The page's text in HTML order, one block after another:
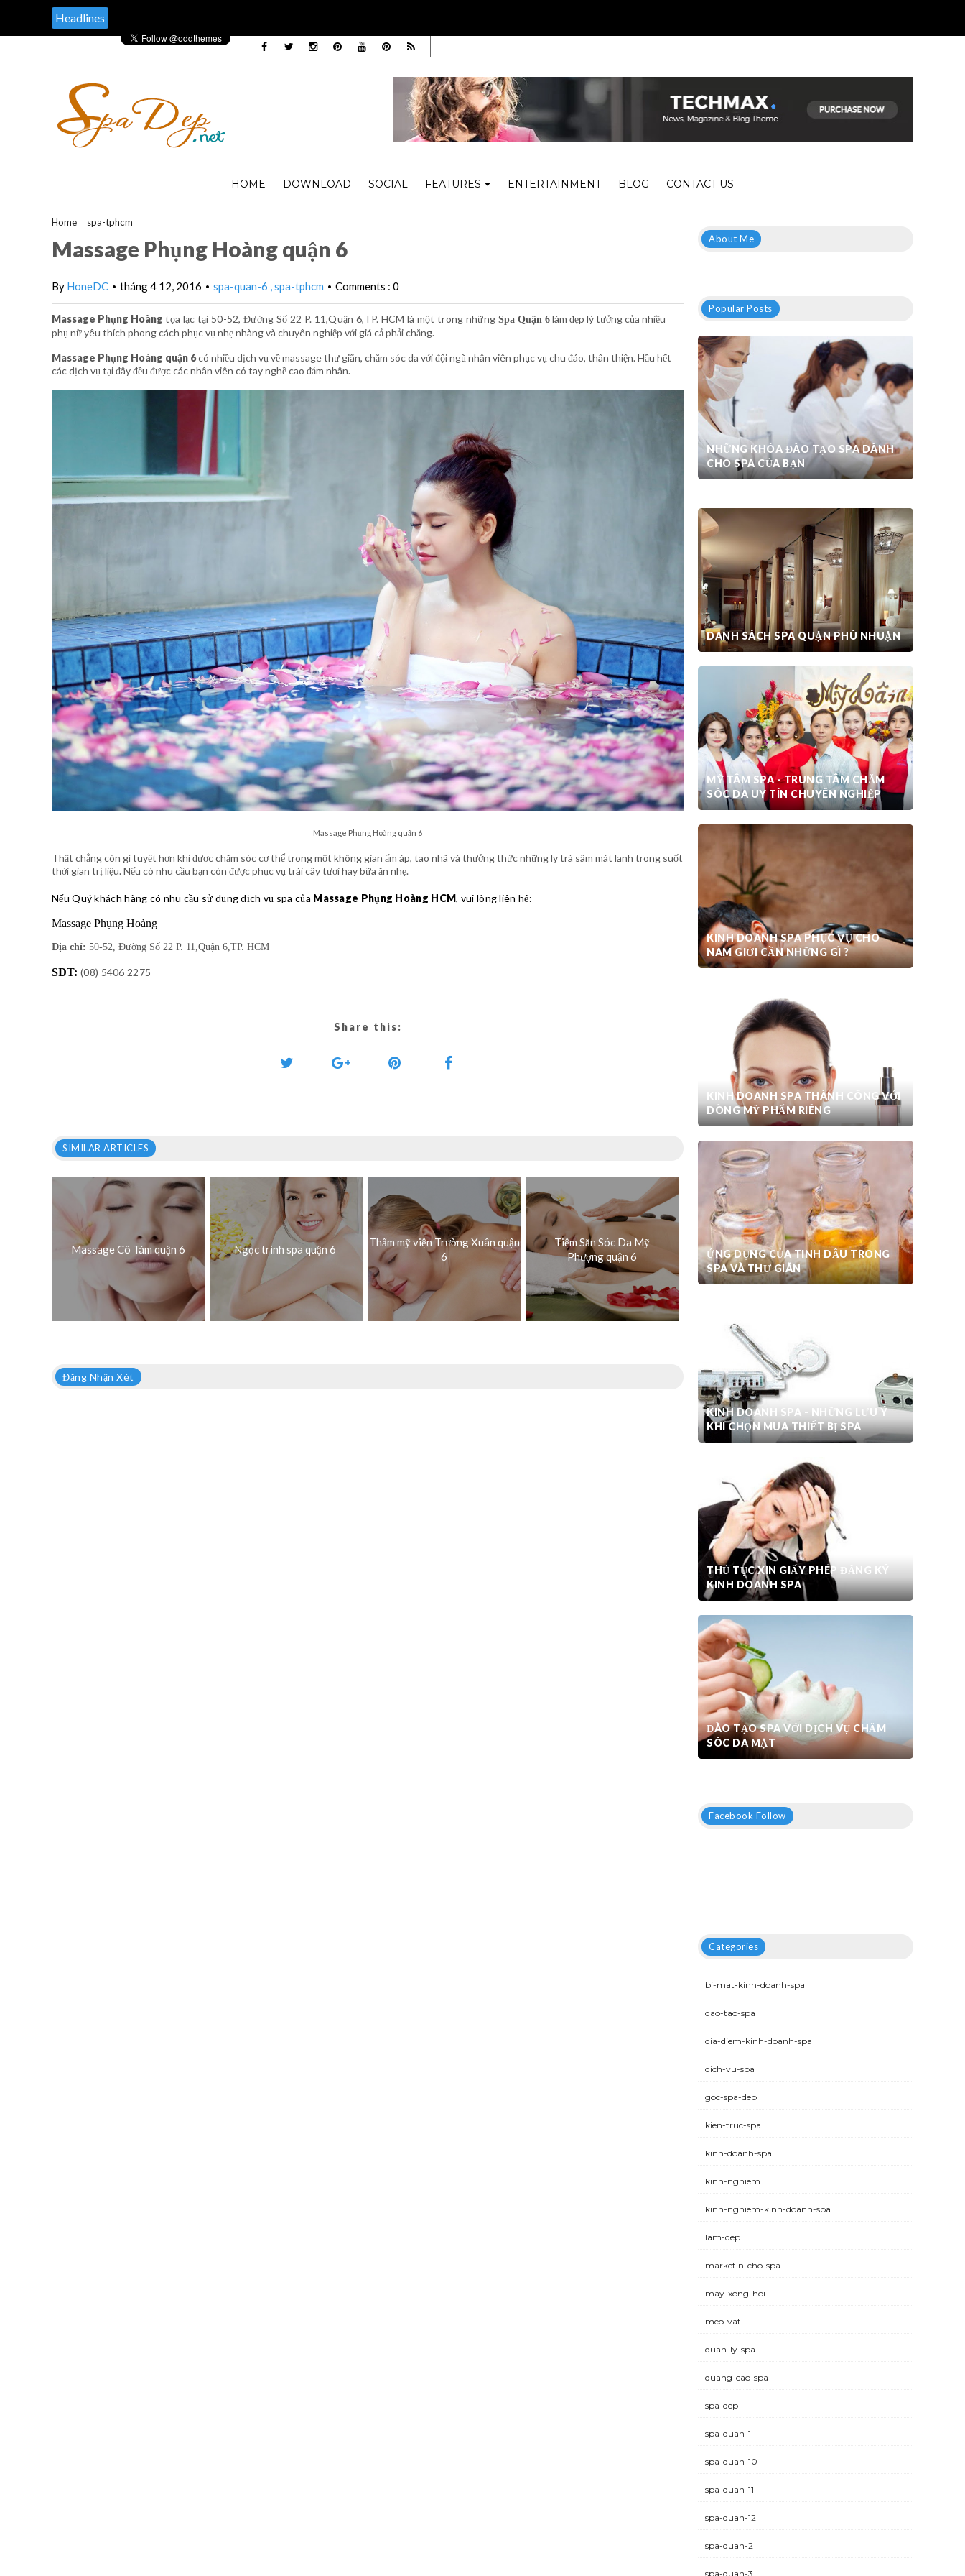
Headlines
HOME DOWNLOAD SOCIAL FEATURES ENTERTAINMENT BLOG CONTACT US
Home spa-tphcm
Massage Phụng Hoàng quận 6
By HoneDC • tháng 4 12, 2016 • spa-quan-6 spa-tphcm • Comments : 0
Massage Phụng Hoàng tọa lạc tại 50-52, Đường Số 22 P. 11,Quận 6,TP. HCM là một trong những Spa Quận 6 làm đẹp lý tưởng của nhiều
phụ nữ yêu thích phong cách phục vụ nhẹ nhàng và chuyên nghiệp với giá cả phải chăng.
Massage Phụng Hoàng quận 6có nhiều dịch vụ về massage thư giãn, chăm sóc da với đội ngũ nhân viên phục vụ chu đáo, thân thiện. Hầu hết
các dịch vụ tại đây đều được các nhân viên có tay nghề cao đảm nhân.
Massage Phụng Hoàng quận 6
Thật chẳng còn gì tuyệt hơn khi được chăm sóc cơ thể trong một không gian ấm áp, tao nhã và thưởng thức những ly trà sâm mát lanh trong suốt
thời gian trị liệu. Nếu có nhu cầu bạn còn được phục vụ trái cây tươi hay bữa ăn nhẹ.
Nếu Quý khách hàng có nhu cầu sử dụng dịch vụ spa của Massage Phụng Hoàng HCM, vui lòng liên hệ:
Massage Phụng Hoàng
Địa chỉ: 50-52, Đường Số 22 P. 11,Quận 6,TP. HCM
SĐT: (08) 5406 2275
Share this:
SIMILAR ARTICLES
Massage Cô Tám quận 6 Ngọc trinh spa quận 6
Thẩm mỹ viện Trường Xuân quận
6
Tiệm Săn Sóc Da Mỹ
Phượng quận 6
Đăng Nhận Xét
About Me
Popular Posts
NHỮNG KHÓA ĐÀO TẠO SPA DÀNH
CHO SPA CỦA BẠN
THIẾT KẾ SPA CHUYÊN NGHIỆP
DANH SÁCH SPA QUẬN PHÚ NHUẬN
MỸ TÂM SPA - TRUNG TÂM CHĂM
SÓC DA UY TÍN CHUYÊN NGHIỆP
KINH DOANH SPA PHỤC VỤ CHO
NAM GIỚI CẦN NHỮNG GÌ ?
KINH DOANH SPA THÀNH CÔNG VỚI
DÒNG MỸ PHẨM RIÊNG
ỨNG DỤNG CỦA TINH DẦU TRONG
SPA VÀ THƯ GIÃN
KINH DOANH SPA - NHỮNG LƯU Ý
KHI CHỌN MUA THIẾT BỊ SPA
THỦ TỤC XIN GIẤY PHÉP ĐĂNG KÝ
KINH DOANH SPA
ĐÀO TẠO SPA VỚI DỊCH VỤ CHĂM
SÓC DA MẶT
Facebook Follow
Categories
bi-mat-kinh-doanh-spa
dao-tao-spa
dia-diem-kinh-doanh-spa
dich-vu-spa
goc-spa-dep
kien-truc-spa
kinh-doanh-spa
kinh-nghiem
kinh-nghiem-kinh-doanh-spa
lam-dep
marketin-cho-spa
may-xong-hoi
meo-vat
quan-ly-spa
quang-cao-spa
spa-dep
spa-quan-1
spa-quan-10
spa-quan-11
spa-quan-12
spa-quan-2
spa-quan-3